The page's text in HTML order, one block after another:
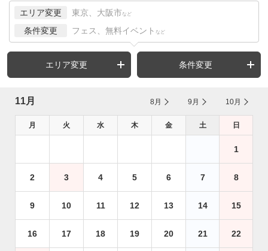
エリア変更 東京、大阪市 など
条件変更 フェス、無料イベント など
エリア変更 条件変更
11月 8月 9月 10月
月 火 水 木 金 土 日
1
2 3 4 5 6 7 8
9 10 11 12 13 14 15
16 17 18 19 20 21 22